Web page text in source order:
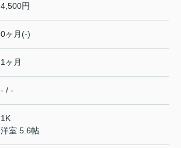
4,500円
0ヶ月(-)
1ヶ月
- / -
1K
洋室 5.6帖